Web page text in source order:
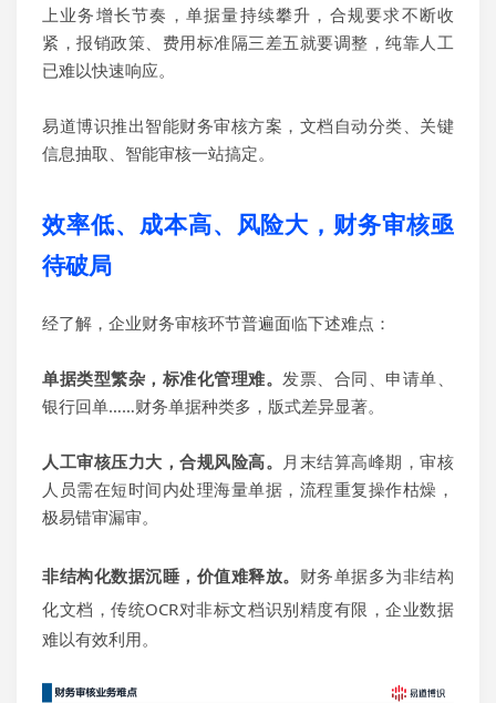
上业务增长节奏 ， 单据量持续攀升，合规要求不断收
紧，报销政策、费用标准隔三差五就要调整，纯靠人工
已难以快速响应。
易道博识推出智能财务审核方案，文档自动分类、关键
信息抽取、 智能审核一站搞定。
效率低、成本高、风险大，财务审核亟
待破局
经了解 ， 企业财务审核环节普遍面临下述难点：
单据类型繁杂，标准化管理难。发票、合同、申请单、
银行回单……财务单据种类多，版式差异显著。
人工审核压力大，合规风险高。 月末结算高峰期，审核
人员需在短时间内处理海量单据，流程重复操作枯燥，
极易错审漏审。
非结构化数据沉睡，价值难释放。 财务单据多为非结构
化文档 ，传统OCR对非标文档识别精度有限，企业数据
难以有效利用。